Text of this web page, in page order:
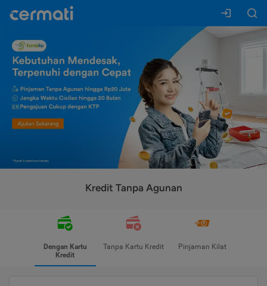
Kredit Tanpa Agunan
Dengan Kartu
Kredit
Tanpa Kartu Kredit Pinjaman Kilat